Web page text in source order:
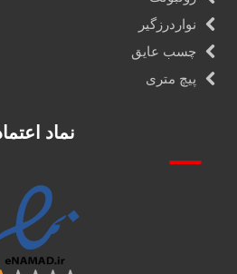
نواردرزگیر
چسب عایق
پیچ متری
نماد